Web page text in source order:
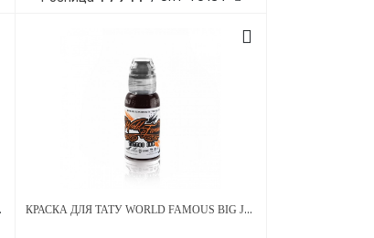
SIENNA КРАСКА ДЛЯ ТАТУ WORLD FAMOUS BIG JOEL'S BLOOD WORKS GHOSTWASH #0